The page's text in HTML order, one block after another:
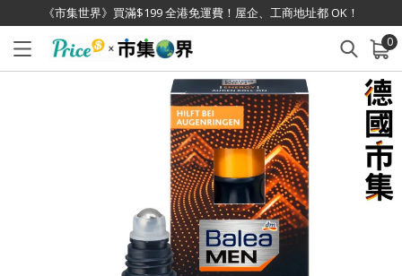
《市集世界》買滿$199 全港免運費！屋企、工商地址都 OK！
0
已加入購物車 查看